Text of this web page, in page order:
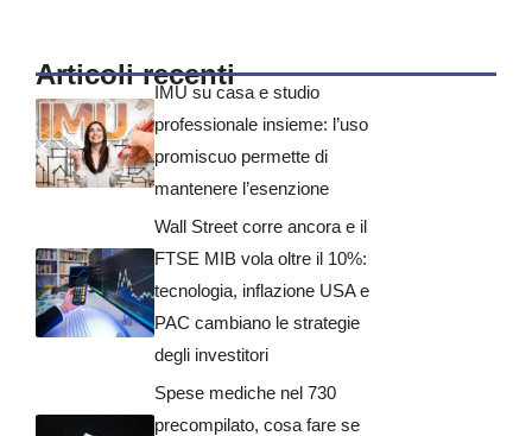
Articoli recenti
IMU su casa e studio
professionale insieme: l’uso
promiscuo permette di
mantenere l’esenzione
Wall Street corre ancora e il
FTSE MIB vola oltre il 10%:
tecnologia, inflazione USA e
PAC cambiano le strategie
degli investitori
Spese mediche nel 730
precompilato, cosa fare se